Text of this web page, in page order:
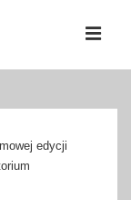
edycji